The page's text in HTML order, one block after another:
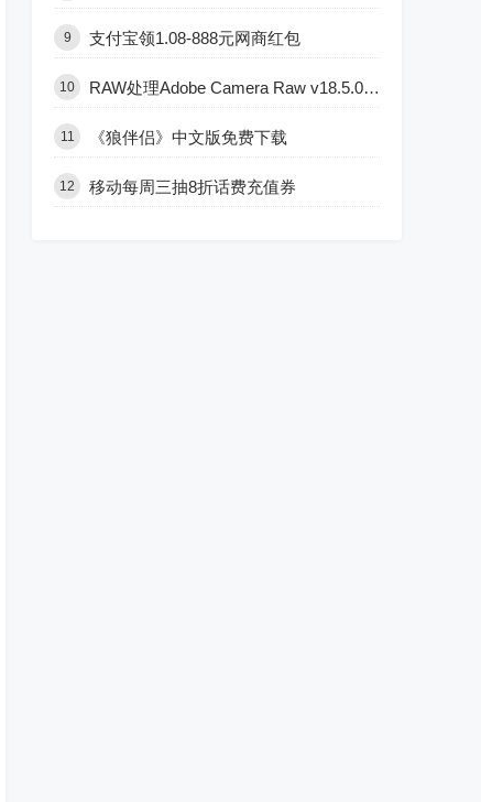
9 支付宝领1.08-888元网商红包
10 RAW处理Adobe Camera Raw v18.5.0中文版
11 《狼伴侣》中文版免费下载
12 移动每周三抽8折话费充值券